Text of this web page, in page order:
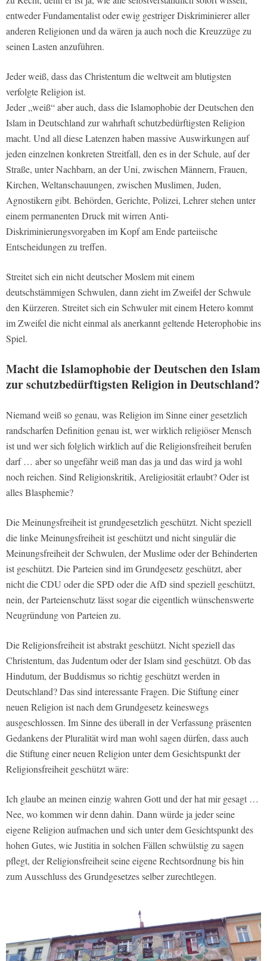
entweder Fundamentalist oder ewig gestriger Diskriminierer aller
anderen Religionen und da wären ja auch noch die Kreuzzüge zu
seinen Lasten anzuführen.
Jeder weiß, dass das Christentum die weltweit am blutigsten
verfolgte Religion ist.
Jeder „weiß“ aber auch, dass die Islamophobie der Deutschen den
Islam in Deutschland zur wahrhaft schutzbedürftigsten Religion
macht. Und all diese Latenzen haben massive Auswirkungen auf
jeden einzelnen konkreten Streitfall, den es in der Schule, auf der
Straße, unter Nachbarn, an der Uni, zwischen Männern, Frauen,
Kirchen, Weltanschauungen, zwischen Muslimen, Juden,
Agnostikern gibt. Behörden, Gerichte, Polizei, Lehrer stehen unter
einem permanenten Druck mit wirren Anti-
Diskriminierungsvorgaben im Kopf am Ende parteiische
Entscheidungen zu treffen.
Streitet sich ein nicht deutscher Moslem mit einem
deutschstämmigen Schwulen, dann zieht im Zweifel der Schwule
den Kürzeren. Streitet sich ein Schwuler mit einem Hetero kommt
im Zweifel die nicht einmal als anerkannt geltende Heterophobie ins
Spiel.
Macht die Islamophobie der Deutschen den Islam
zur schutzbedürftigsten Religion in Deutschland?
Niemand weiß so genau, was Religion im Sinne einer gesetzlich
randscharfen Definition genau ist, wer wirklich religiöser Mensch
ist und wer sich folglich wirklich auf die Religionsfreiheit berufen
darf … aber so ungefähr weiß man das ja und das wird ja wohl
noch reichen. Sind Religionskritik, Areligiosität erlaubt? Oder ist
alles Blasphemie?
Die Meinungsfreiheit ist grundgesetzlich geschützt. Nicht speziell
die linke Meinungsfreiheit ist geschützt und nicht singulär die
Meinungsfreiheit der Schwulen, der Muslime oder der Behinderten
ist geschützt. Die Parteien sind im Grundgesetz geschützt, aber
nicht die CDU oder die SPD oder die AfD sind speziell geschützt,
nein, der Parteienschutz lässt sogar die eigentlich wünschenswerte
Neugründung von Parteien zu.
Die Religionsfreiheit ist abstrakt geschützt. Nicht speziell das
Christentum, das Judentum oder der Islam sind geschützt. Ob das
Hindutum, der Buddismus so richtig geschützt werden in
Deutschland? Das sind interessante Fragen. Die Stiftung einer
neuen Religion ist nach dem Grundgesetz keineswegs
ausgeschlossen. Im Sinne des überall in der Verfassung präsenten
Gedankens der Pluralität wird man wohl sagen dürfen, dass auch
die Stiftung einer neuen Religion unter dem Gesichtspunkt der
Religionsfreiheit geschützt wäre:
Ich glaube an meinen einzig wahren Gott und der hat mir gesagt …
Nee, wo kommen wir denn dahin. Dann würde ja jeder seine
eigene Religion aufmachen und sich unter dem Gesichtspunkt des
hohen Gutes, wie Justitia in solchen Fällen schwülstig zu sagen
pflegt, der Religionsfreiheit seine eigene Rechtsordnung bis hin
zum Ausschluss des Grundgesetzes selber zurechtlegen.